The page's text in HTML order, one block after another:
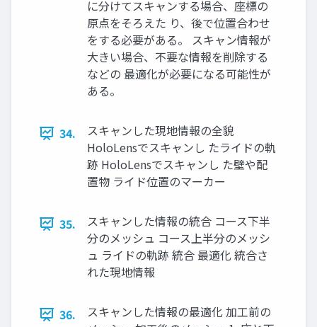
に分けてスキャンする場合、座標の
原点をそろえた り、後で位置合わせ
をする必要がある。 スキャン情報が
大きい場合、不要な情報を削除する
などの 最適化が必要になる可能性が
ある。
34.
スキャンした現地情報の全貌
HoloLensでスキャンし たライドの軌
跡 HoloLensでスキャンし た壁や配
置物 ライド位置のマーカー
35.
スキャンした情報の統合 コース下半
分のメッシュ コース上半分のメッシ
ュ ライドの軌跡 統合 最適化 統合さ
れた現地情報
36.
スキャンした情報の最適化 加工前の